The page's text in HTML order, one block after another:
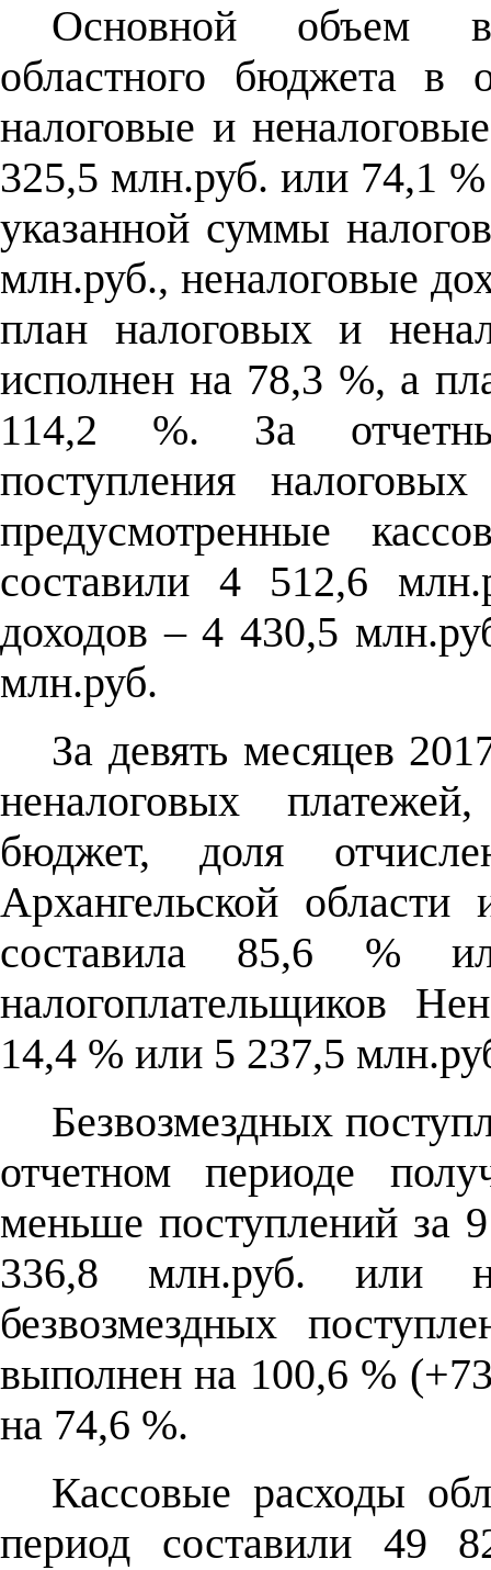
Основной объем
областного бюджета в
налоговые и
325,5 млн.руб. или 74,1
указанной суммы
млн.руб., неналоговые
план налоговых и
исполнен на 78,3 %, а
114,2 %. За
поступления
предусмотренные
составили 4 512,6
доходов – 4 430,5
млн.руб.
За девять месяцев
неналоговых
бюджет, доля
Архангельской области
составила 85,6 %
налогоплательщиков
14,4 % или 5 237,5
Безвозмездных
отчетном периоде
меньше поступлений за
336,8 млн.руб. или
безвозмездных
выполнен на 100,6 %
на 74,6 %.
Кассовые расходы
период составили 49